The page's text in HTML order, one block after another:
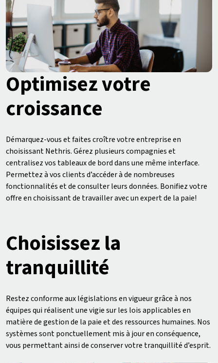
Optimisez votre
croissance
Démarquez-vous et faites croître votre entreprise en
choisissant Nethris. Gérez plusieurs compagnies et
centralisez vos tableaux de bord dans une même interface.
Permettez à vos clients d’accéder à de nombreuses
fonctionnalités et de consulter leurs données. Bonifiez votre
offre en choisissant de travailler avec un expert de la paie!
Choisissez la
tranquillité
Restez conforme aux législations en vigueur grâce à nos
équipes qui réalisent une vigie sur les lois applicables en
matière de gestion de la paie et des ressources humaines. Nos
systèmes sont ponctuellement mis à jour en conséquence,
vous permettant ainsi de conserver votre tranquillité d’esprit.